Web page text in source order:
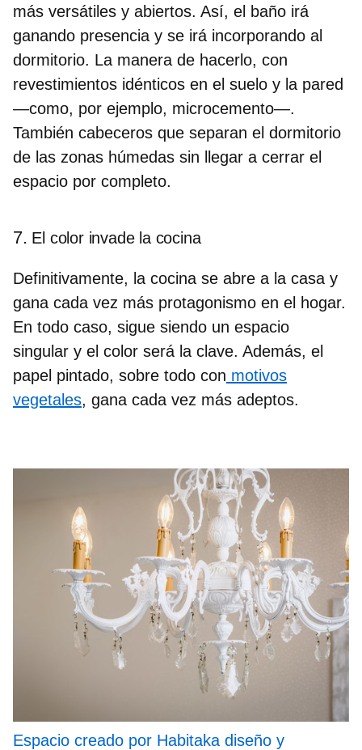
más versátiles y abiertos. Así, el baño irá
ganando presencia y se irá incorporando al
dormitorio. La manera de hacerlo, con
revestimientos idénticos en el suelo y la pared
—como, por ejemplo, microcemento—.
También cabeceros que separan el dormitorio
de las zonas húmedas sin llegar a cerrar el
espacio por completo.
7. El color invade la cocina
Definitivamente, la cocina se abre a la casa y
gana cada vez más protagonismo en el hogar.
En todo caso, sigue siendo un espacio
singular y el color será la clave. Además, el
papel pintado, sobre todo con motivos
vegetales, gana cada vez más adeptos.
Espacio creado por Habitaka diseño y